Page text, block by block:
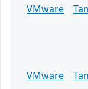
VMware
VMware